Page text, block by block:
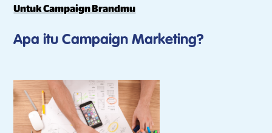
Untuk Campaign Brandmu
Apa itu Campaign Marketing?